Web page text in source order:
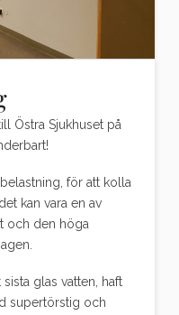
Östra Sjukhuset på
för att kolla
kan vara en av
och den höga
glas vatten, haft
supertörstig och